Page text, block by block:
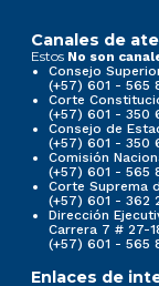
Canales de
Estos No son
Consejo
(+57) 601 - 565
Corte
(+57) 601 - 350
Consejo de
(+57) 601 - 350
Comisión
(+57) 601 - 565
Corte Suprema
(+57) 601 - 362
Dirección
Carrera 7 # 27-
(+57) 601 - 565
Enlaces de